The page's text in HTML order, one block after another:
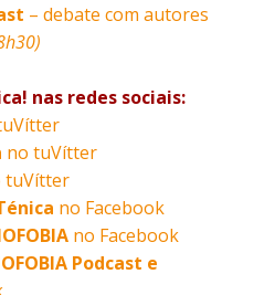
– debate com autores
nas redes sociais:
no tuVítter
tuVítter
no Facebook
no Facebook
Podcast e